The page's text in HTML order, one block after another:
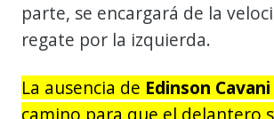
parte, se encargará de la
regate por la izquierda.
La ausencia de Edinson Cavani
camino para que el delantero